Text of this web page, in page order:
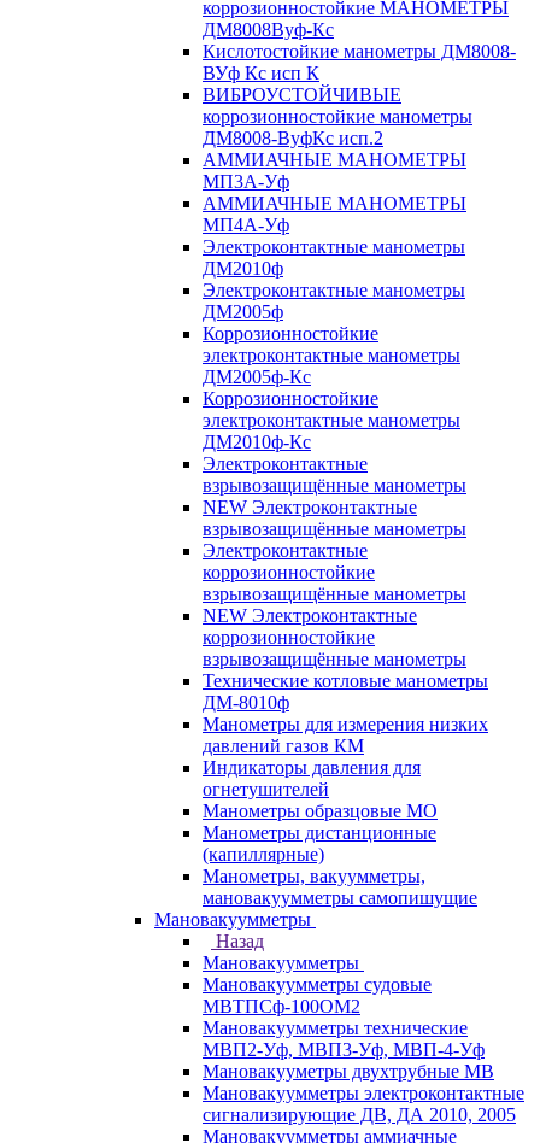
коррозионностойкие МАНОМЕТРЫ
ДМ8008Вуф-Кс
Кислотостойкие манометры ДМ8008-
ВУф Кс исп К
ВИБРОУСТОЙЧИВЫЕ
коррозионностойкие манометры
ДМ8008-ВуфКс исп.2
АММИАЧНЫЕ МАНОМЕТРЫ
МП3А-Уф
АММИАЧНЫЕ МАНОМЕТРЫ
МП4А-Уф
Электроконтактные манометры
ДМ2010ф
Электроконтактные манометры
ДМ2005ф
Коррозионностойкие
электроконтактные манометры
ДМ2005ф-Кс
Коррозионностойкие
электроконтактные манометры
ДМ2010ф-Кс
Электроконтактные
взрывозащищённые манометры
NEW Электроконтактные
взрывозащищённые манометры
Электроконтактные
коррозионностойкие
взрывозащищённые манометры
NEW Электроконтактные
коррозионностойкие
взрывозащищённые манометры
Технические котловые манометры
ДМ-8010ф
Манометры для измерения низких
давлений газов КМ
Индикаторы давления для
огнетушителей
Манометры образцовые МО
Манометры дистанционные
(капиллярные)
Манометры, вакуумметры,
мановакуумметры самопишущие
Мановакуумметры
Назад
Мановакуумметры
Мановакуумметры судовые
МВТПСф-100ОМ2
Мановакуумметры технические
МВП2-Уф, МВП3-Уф, МВП-4-Уф
Мановакууметры двухтрубные МВ
Мановакуумметры электроконтактные
сигнализирующие ДВ, ДА 2010, 2005
Мановакуумметры аммиачные